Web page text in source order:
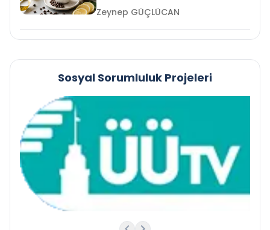
Zeynep GÜÇLÜCAN
Sosyal Sorumluluk Projeleri